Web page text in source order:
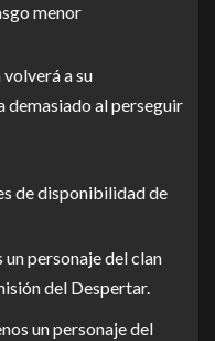
menor
a su
demasiado al perseguir
de disponibilidad de
personaje del clan
del Despertar.
un personaje del